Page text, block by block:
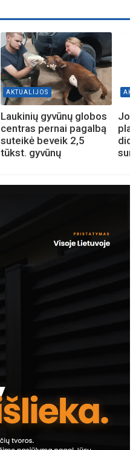
AKTUALIJOS
Laukinių gyvūnų globos
centras pernai pagalbą
suteikė beveik 2,5
tūkst. gyvūnų